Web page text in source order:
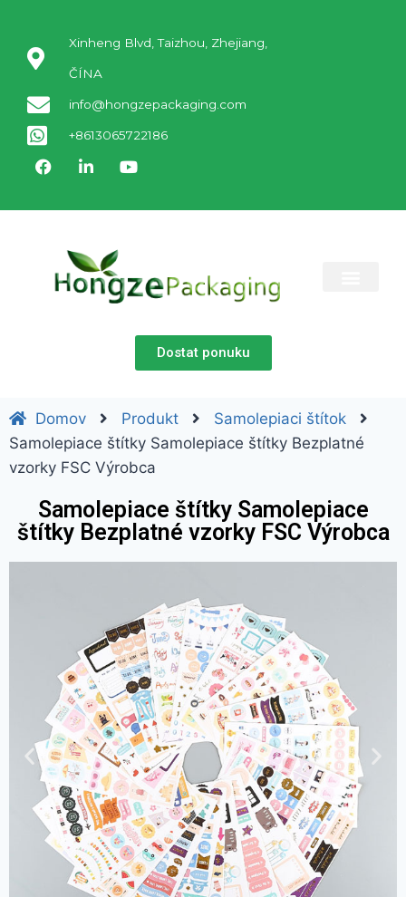
Xinheng Blvd, Taizhou, Zhejiang,
ČÍNA
info@hongzepackaging.com
+8613065722186
Dostat ponuku
Domov Produkt
Samolepiaci štítok
Samolepiace štítky Samolepiace štítky Bezplatné
vzorky FSC Výrobca
Samolepiace štítky Samolepiace
štítky Bezplatné vzorky FSC Výrobca